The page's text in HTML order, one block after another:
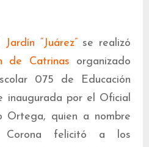
Jardín “Juárez”se realizó
de Catrinas organizado
075 de Educación
inaugurada por el Oficial
Ortega, quien a nombre
Corona felicitó a los